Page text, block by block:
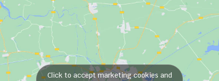
Click to accept marketing cookies and